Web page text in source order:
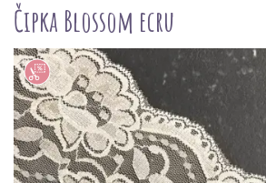
Čipka Blossom ecru